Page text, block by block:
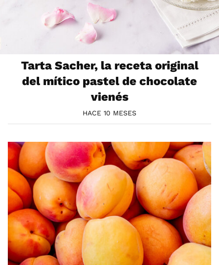
Tarta Sacher, la receta original
del mítico pastel de chocolate
vienés
HACE 10 MESES